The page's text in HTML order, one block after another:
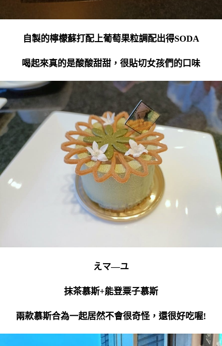
自製的檸檬蘇打配上葡萄果粒調配出得SODA
喝起來真的是酸酸甜甜，很貼切女孩們的口味
えマ―ユ
抹茶慕斯+能登粟子慕斯
兩款慕斯合為一起居然不會很奇怪，還很好吃喔!